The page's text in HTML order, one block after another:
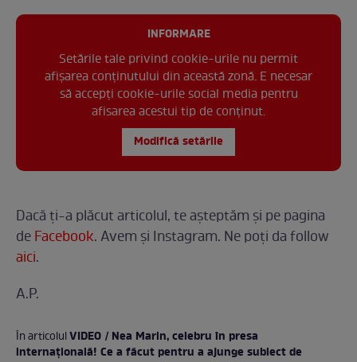
INFORMARE
Setările tale privind cookie-urile nu permit
afișarea conținutului din această zonă. E necesar
să accepți cookie-urile social media pentru
afisarea acestui tip de conținut.
Modifică setările
Dacă ți-a plăcut articolul, te așteptăm și pe pagina
deFacebook. Avem și Instagram. Ne poți da follow
aici.
A.P.
În articolulVIDEO / Nea Marin, celebru în presa
internațională! Ce a făcut pentru a ajunge subiect de